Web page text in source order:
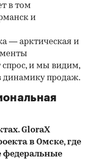
в том
и
— арктическая и
и мы видим,
динамику продаж.
GloraX
в Омске, где
федеральные